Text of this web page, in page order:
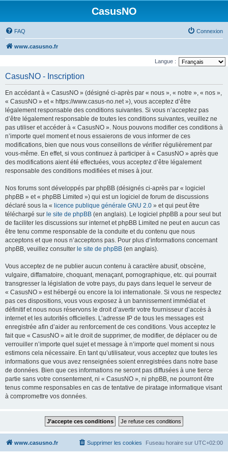
CasusNO
FAQ Connexion
www.casusno.fr
Langue :
CasusNO - Inscription
En accédant à « CasusNO » (désigné ci-après par « nous », « notre », « nos »,
« CasusNO » et « https://www.casus-no.net »), vous acceptez d’être
légalement responsable des conditions suivantes. Si vous n’acceptez pas
d’être légalement responsable de toutes les conditions suivantes, veuillez ne
pas utiliser et accéder à « CasusNO ». Nous pouvons modifier ces conditions à
n’importe quel moment et nous essaierons de vous informer de ces
modifications, bien que nous vous conseillons de vérifier régulièrement par
vous-même. En effet, si vous continuez à participer à « CasusNO » après que
des modifications aient été effectuées, vous acceptez d’être légalement
responsable des conditions modifiées et mises à jour.
Nos forums sont développés par phpBB (désignés ci-après par « logiciel
phpBB » et « phpBB Limited ») qui est un logiciel de forum de discussions
déclaré sous la « licence publique générale GNU 2.0 » et qui peut être
téléchargé sur le site de phpBB (en anglais). Le logiciel phpBB a pour seul but
de faciliter les discussions sur internet et phpBB Limited ne peut en aucun cas
être tenu comme responsable de la conduite et du contenu que nous
acceptons et que nous n’acceptons pas. Pour plus d’informations concernant
phpBB, veuillez consulter le site de phpBB (en anglais).
Vous acceptez de ne publier aucun contenu à caractère abusif, obscène,
vulgaire, diffamatoire, choquant, menaçant, pornographique, etc. qui pourrait
transgresser la législation de votre pays, du pays dans lequel le serveur de
« CasusNO » est hébergé ou encore la loi internationale. Si vous ne respectez
pas ces dispositions, vous vous exposez à un bannissement immédiat et
définitif et nous nous réservons le droit d’avertir votre fournisseur d’accès à
internet et les autorités officielles. L’adresse IP de tous les messages est
enregistrée afin d’aider au renforcement de ces conditions. Vous acceptez le
fait que « CasusNO » ait le droit de supprimer, de modifier, de déplacer ou de
verrouiller n’importe quel sujet et message à n’importe quel moment si nous
estimons cela nécessaire. En tant qu’utilisateur, vous acceptez que toutes les
informations que vous avez renseignées soient enregistrées dans notre base
de données. Bien que ces informations ne seront pas diffusées à une tierce
partie sans votre consentement, ni « CasusNO », ni phpBB, ne pourront être
tenus comme responsables en cas de tentative de piratage informatique visant
à compromettre vos données.
www.casusno.fr Fuseau horaire sur UTC+02:00
Supprimer les cookies